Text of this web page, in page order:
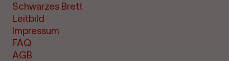
Schwarzes Brett
Leitbild
Impressum
FAQ
AGB